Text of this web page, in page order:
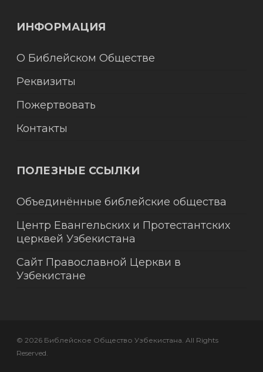
ИНФОРМАЦИЯ
О Библейском Обществе
Реквизиты
Пожертвовать
Контакты
ПОЛЕЗНЫЕ ССЫЛКИ
Объединённые библейские общества
Центр Евангельских и Протестантских
церквей Узбекистана
Сайт Православной Церкви в
Узбекистане
© 2026 Библейское Общество Узбекистана. All Rights
Reserved.